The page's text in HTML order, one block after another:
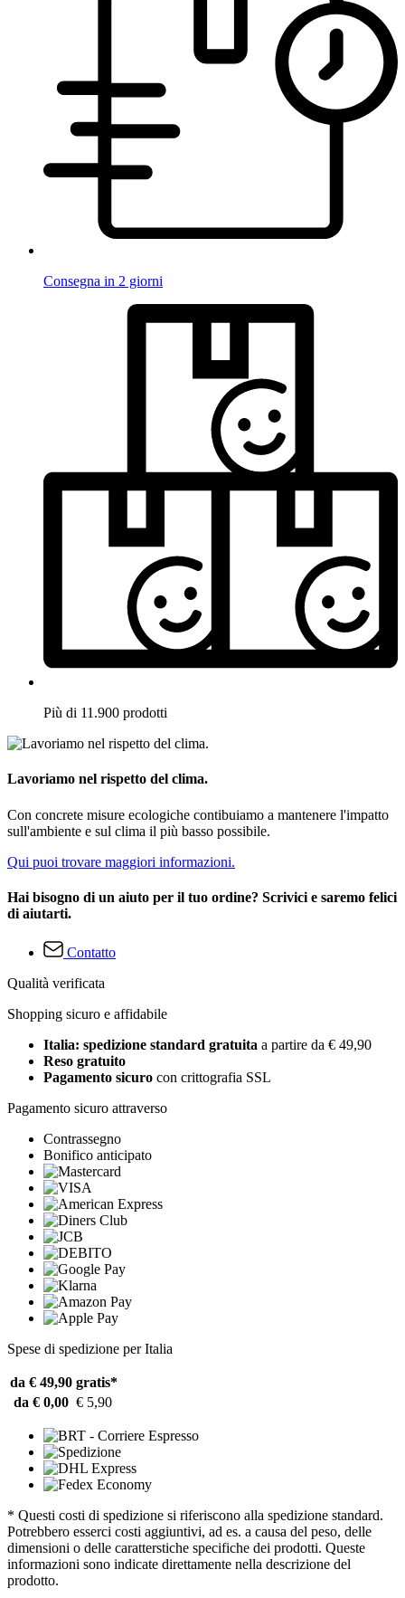
Consegna in 2 giorni
Più di 11.900 prodotti
Lavoriamo nel rispetto del clima.
Con concrete misure ecologiche contibuiamo a mantenere l'impatto
sull'ambiente e sul clima il più basso possibile.
Qui puoi trovare maggiori informazioni.
Hai bisogno di un aiuto per il tuo ordine? Scrivici e saremo felici
di aiutarti.
Contatto
Qualità verificata
Shopping sicuro e affidabile
Italia: spedizione standard gratuita a partire da € 49,90
Reso gratuito
Pagamento sicuro con crittografia SSL
Pagamento sicuro attraverso
Contrassegno
Bonifico anticipato
Spese di spedizione per Italia
da € 49,90 gratis*
da € 0,00 € 5,90
* Questi costi di spedizione si riferiscono alla spedizione standard.
Potrebbero esserci costi aggiuntivi, ad es. a causa del peso, delle
dimensioni o delle caratterstiche specifiche dei prodotti. Queste
informazioni sono indicate direttamente nella descrizione del
prodotto.